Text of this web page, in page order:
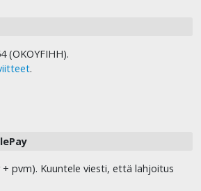
(OKOYFIHH).
.
+ pvm). Kuuntele viesti, että lahjoitus